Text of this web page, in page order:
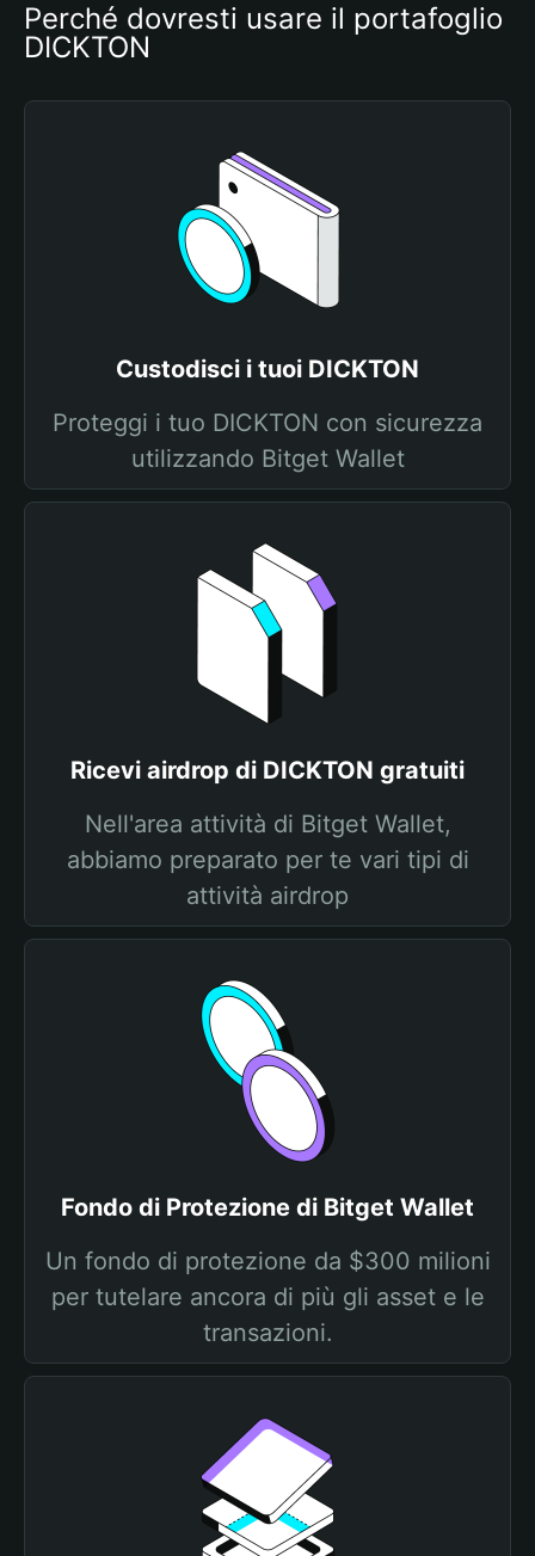
Perché dovresti usare il portafoglio
DICKTON
Custodisci i tuoi DICKTON
Proteggi i tuo DICKTON con sicurezza
utilizzando Bitget Wallet
Ricevi airdrop di DICKTON gratuiti
Nell'area attività di Bitget Wallet,
abbiamo preparato per te vari tipi di
attività airdrop
Fondo di Protezione di Bitget Wallet
Un fondo di protezione da $300 milioni
per tutelare ancora di più gli asset e le
transazioni.